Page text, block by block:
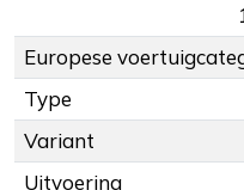
Europese
Type
Variant
Uitvoering